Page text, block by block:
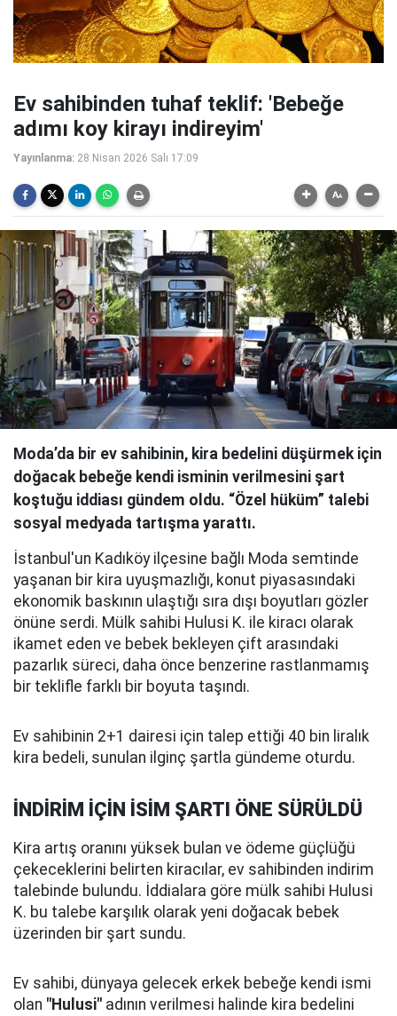
Ev sahibinden tuhaf teklif: 'Bebeğe
adımı koy kirayı indireyim'
Yayınlanma: 28 Nisan 2026 Salı 17:09
Moda’da bir ev sahibinin, kira bedelini düşürmek için
doğacak bebeğe kendi isminin verilmesini şart
koştuğu iddiası gündem oldu. “Özel hüküm” talebi
sosyal medyada tartışma yarattı.
İstanbul'un Kadıköy ilçesine bağlı Moda semtinde
yaşanan bir kira uyuşmazlığı, konut piyasasındaki
ekonomik baskının ulaştığı sıra dışı boyutları gözler
önüne serdi. Mülk sahibi Hulusi K. ile kiracı olarak
ikamet eden ve bebek bekleyen çift arasındaki
pazarlık süreci, daha önce benzerine rastlanmamış
bir teklifle farklı bir boyuta taşındı.
Ev sahibinin 2+1 dairesi için talep ettiği 40 bin liralık
kira bedeli, sunulan ilginç şartla gündeme oturdu.
İNDİRİM İÇİN İSİM ŞARTI ÖNE SÜRÜLDÜ
Kira artış oranını yüksek bulan ve ödeme güçlüğü
çekeceklerini belirten kiracılar, ev sahibinden indirim
talebinde bulundu. İddialara göre mülk sahibi Hulusi
K. bu talebe karşılık olarak yeni doğacak bebek
üzerinden bir şart sundu.
Ev sahibi, dünyaya gelecek erkek bebeğe kendi ismi
olan "Hulusi" adının verilmesi halinde kira bedelini